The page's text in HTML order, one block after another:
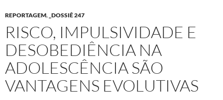
REPORTAGEM, _DOSSIÊ 247
RISCO, IMPULSIVIDADE E
DESOBEDIÊNCIA NA
ADOLESCÊNCIA SÃO
VANTAGENS EVOLUTIVAS